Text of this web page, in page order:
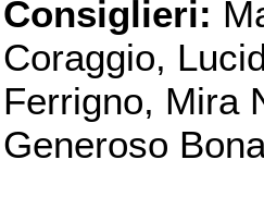
Consiglieri:
Coraggio,
Ferrigno, Mira
Generoso